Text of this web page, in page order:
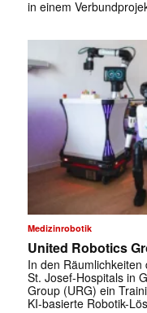
in einem
Medizinrobotik
United Robotics
In den
St. Josef-Hospitals in
Group (URG) ein
KI-basierte Robotik-